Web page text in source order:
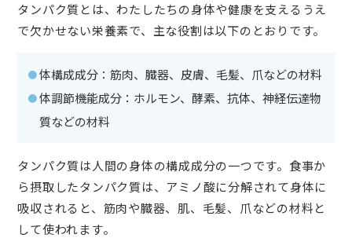
タンパク質とは、わたしたちの身体や健康を支えるうえ
で欠かせない栄養素で、主な役割は以下のとおりです。
体構成成分：筋肉、臓器、皮膚、毛髪、爪などの材料
体調節機能成分：ホルモン、酵素、抗体、神経伝達物
質などの材料
タンパク質は人間の身体の構成成分の一つです。食事か
ら摂取したタンパク質は、アミノ酸に分解されて身体に
吸収されると、筋肉や臓器、肌、毛髪、爪などの材料と
して使われます。